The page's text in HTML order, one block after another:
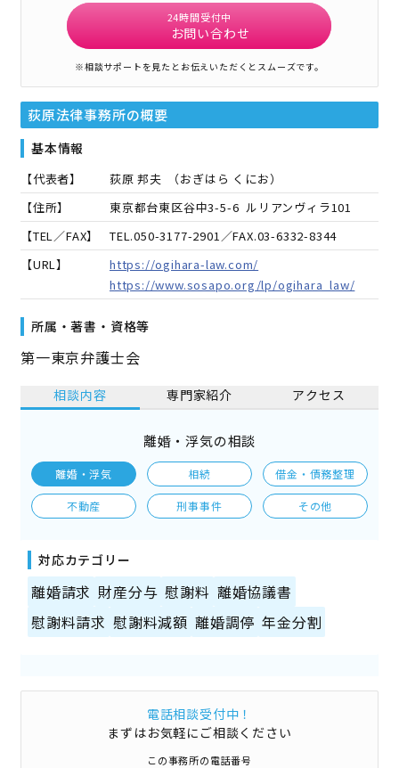
24時間受付中
お問い合わせ
※相談サポートを見たとお伝えいただくとスムーズです。
荻原法律事務所の概要
基本情報
【代表者】 荻原 邦夫 （おぎはら くにお）
【住所】
東京都台東区谷中3-5-6 ルリアンヴィラ101
【TEL／FAX】
TEL.050-3177-2901 ／FAX.03-6332-8344
【URL】
https://ogihara-law.com/
https://www.sosapo.org/lp/ogihara_law/
所属・著書・資格等
第一東京弁護士会
相談内容 専門家紹介 アクセス
離婚・浮気の相談
離婚・浮気 相続 借金・債務整理
不動産 刑事事件 その他
対応カテゴリー
離婚請求 財産分与 慰謝料 離婚協議書
慰謝料請求 慰謝料減額 離婚調停 年金分割
電話相談受付中！
まずはお気軽にご相談ください
この事務所の電話番号